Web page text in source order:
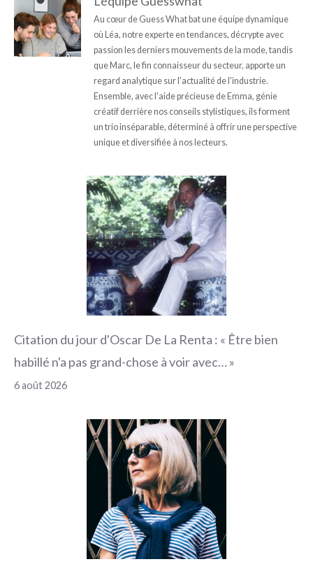
Au cœur de Guess What bat une équipe dynamique
où Léa, notre experte en tendances, décrypte avec
passion les derniers mouvements de la mode, tandis
que Marc, le fin connaisseur du secteur, apporte un
regard analytique sur l'actualité de l'industrie.
Ensemble, avec l'aide précieuse de Emma, génie
créatif derrière nos conseils stylistiques, ils forment
un trio inséparable, déterminé à offrir une perspective
unique et diversifiée à nos lecteurs.
Citation du jour d'Oscar De La Renta : « Être bien
habillé n'a pas grand-chose à voir avec… »
6 août 2026